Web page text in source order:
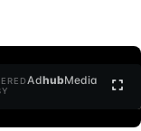
AdhubMedia